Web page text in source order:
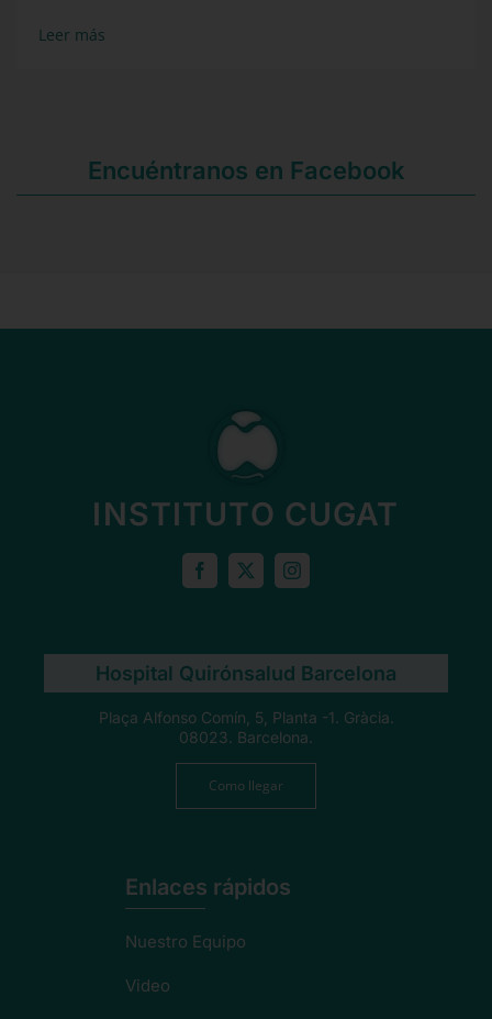
Leer más
Encuéntranos en Facebook
INSTITUTO CUGAT
Enlaces rápidos
Nuestro Equipo
Video
Hospital Quirónsalud Barcelona
Plaça Alfonso Comín, 5, Planta -1. Gràcia.
08023. Barcelona.
Como llegar